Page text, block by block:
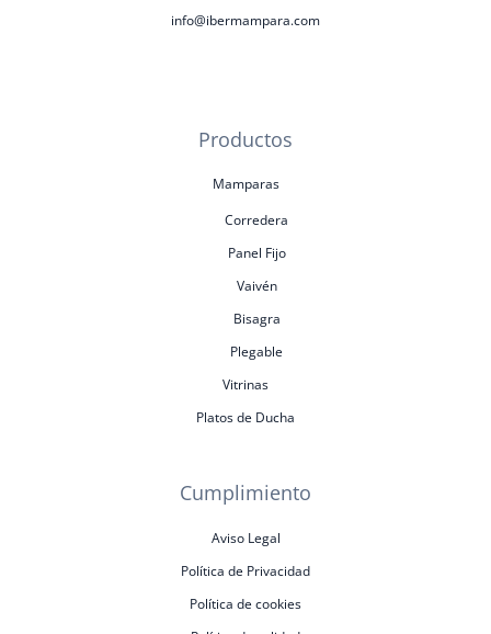
info@ibermampara.com
Productos
Mamparas
Corredera
Panel Fijo
Vaivén
Bisagra
Plegable
Vitrinas
Platos de Ducha
Cumplimiento
Aviso Legal
Política de Privacidad
Política de cookies